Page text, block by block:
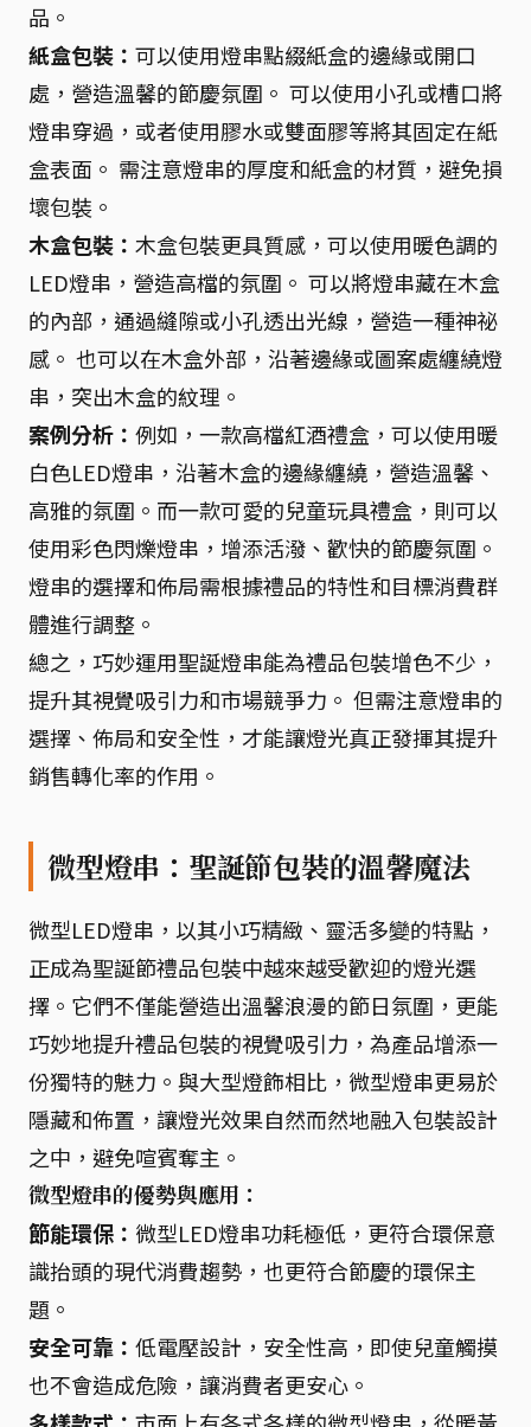
品。
紙盒包裝： 可以使用燈串點綴紙盒的邊緣或開口
處，營造溫馨的節慶氛圍。 可以使用小孔或槽口將
燈串穿過，或者使用膠水或雙面膠等將其固定在紙
盒表面。 需注意燈串的厚度和紙盒的材質，避免損
壞包裝。
木盒包裝： 木盒包裝更具質感，可以使用暖色調的
LED燈串，營造高檔的氛圍。 可以將燈串藏在木盒
的內部，通過縫隙或小孔透出光線，營造一種神祕
感。 也可以在木盒外部，沿著邊緣或圖案處纏繞燈
串，突出木盒的紋理。
案例分析： 例如，一款高檔紅酒禮盒，可以使用暖
白色LED燈串，沿著木盒的邊緣纏繞，營造溫馨、
高雅的氛圍。而一款可愛的兒童玩具禮盒，則可以
使用彩色閃爍燈串，增添活潑、歡快的節慶氛圍。
燈串的選擇和佈局需根據禮品的特性和目標消費群
體進行調整。
總之，巧妙運用聖誕燈串能為禮品包裝增色不少，
提升其視覺吸引力和市場競爭力。 但需注意燈串的
選擇、佈局和安全性，才能讓燈光真正發揮其提升
銷售轉化率的作用。
微型燈串：聖誕節包裝的溫馨魔法
微型LED燈串，以其小巧精緻、靈活多變的特點，
正成為聖誕節禮品包裝中越來越受歡迎的燈光選
擇。它們不僅能營造出溫馨浪漫的節日氛圍，更能
巧妙地提升禮品包裝的視覺吸引力，為產品增添一
份獨特的魅力。與大型燈飾相比，微型燈串更易於
隱藏和佈置，讓燈光效果自然而然地融入包裝設計
之中，避免喧賓奪主。
微型燈串的優勢與應用：
節能環保： 微型LED燈串功耗極低，更符合環保意
識抬頭的現代消費趨勢，也更符合節慶的環保主
題。
安全可靠： 低電壓設計，安全性高，即使兒童觸摸
也不會造成危險，讓消費者更安心。